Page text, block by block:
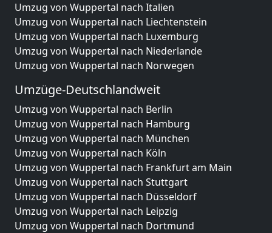
Umzug von Wuppertal nach Italien
Umzug von Wuppertal nach Liechtenstein
Umzug von Wuppertal nach Luxemburg
Umzug von Wuppertal nach Niederlande
Umzug von Wuppertal nach Norwegen
Umzüge-Deutschlandweit
Umzug von Wuppertal nach Berlin
Umzug von Wuppertal nach Hamburg
Umzug von Wuppertal nach München
Umzug von Wuppertal nach Köln
Umzug von Wuppertal nach Frankfurt am Main
Umzug von Wuppertal nach Stuttgart
Umzug von Wuppertal nach Düsseldorf
Umzug von Wuppertal nach Leipzig
Umzug von Wuppertal nach Dortmund